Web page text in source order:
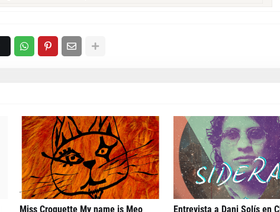
Miss Croquette My name is Meo Entrevista a Dani Solís en